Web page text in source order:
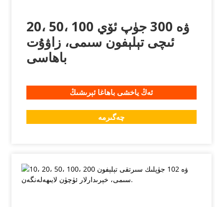
20، 50، 100 ۋە 300 جۈپ ئۆي
ئىچى تېلېفون سىمى، زاۋۇت
باھاسى
ئەڭ ياخشى باھاغا ئېرىشىڭ
چەگىرمە